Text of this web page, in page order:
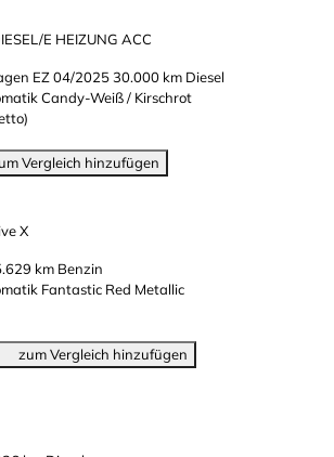
E HEIZUNG ACC
EZ 04/202530.000 km Diesel
Candy-Weiß / Kirschrot
Vergleich hinzufügen
X
km Benzin
Fantastic Red Metallic
zum Vergleich hinzufügen